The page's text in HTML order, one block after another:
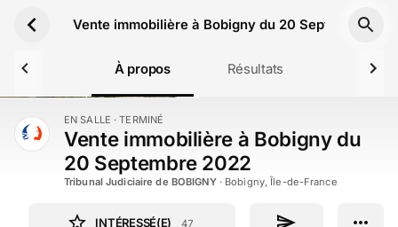
Vente immobilière à Bobigny du 20 Septembre
À propos Résultats
TERMINÉ EN SALLE · TERMINÉ
Vente immobilière à Bobigny du
20 Septembre 2022
Tribunal Judiciaire de BOBIGNY· Bobigny, Île-de-France
INTÉRESSÉ(E) 47